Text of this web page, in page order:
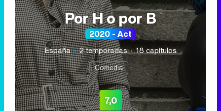
Por H o por B
2020 - Act
España 2 temporadas 18 capítulos
Comedia
7,0